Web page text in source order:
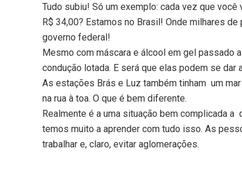
Tudo subiu! Só um exemplo: cada vez que
R$ 34,00? Estamos no Brasil! Onde milhares
governo federal!
Mesmo com máscara e álcool em gel passado
condução lotada. E será que elas podem se dar
As estações Brás e Luz também tinham um
na rua à toa. O que é bem diferente.
Realmente é a uma situação bem complicada
temos muito a aprender com tudo isso. As
trabalhar e, claro, evitar aglomerações.